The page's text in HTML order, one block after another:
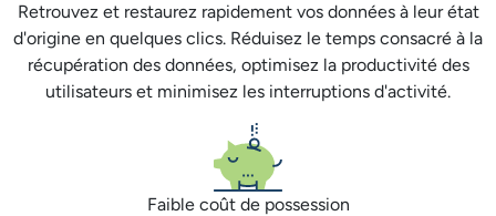
Retrouvez et restaurez rapidement vos données à leur état
d'origine en quelques clics. Réduisez le temps consacré à la
récupération des données, optimisez la productivité des
utilisateurs et minimisez les interruptions d'activité.
Faible coût de possession